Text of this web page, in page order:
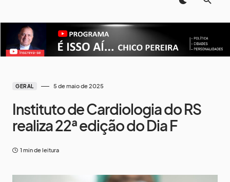
GERAL 5 de maio de 2025
Instituto de Cardiologia do RS
realiza 22ª edição do Dia F
1 min de leitura